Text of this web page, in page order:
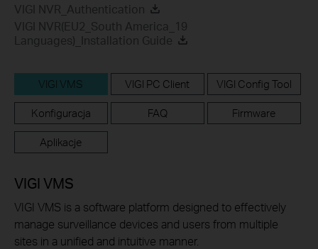
VIGI NVR_Authentication
VIGI NVR(EU2_South America_19
Languages)_Installation Guide
VIGI VMS VIGI PC Client VIGI Config Tool
Konfiguracja FAQ Firmware
Aplikacje
VIGI VMS
VIGI VMS is a software platform designed to effectively
manage surveillance devices and users from multiple
sites in a unified and intuitive manner.